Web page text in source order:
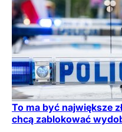
To ma być największe
chcą zablokować